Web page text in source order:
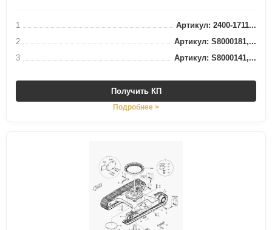
1
Артикул: 2400-1711...
2
Артикул: S8000181,...
3
Артикул: S8000141,...
Получить КП
Подробнее >